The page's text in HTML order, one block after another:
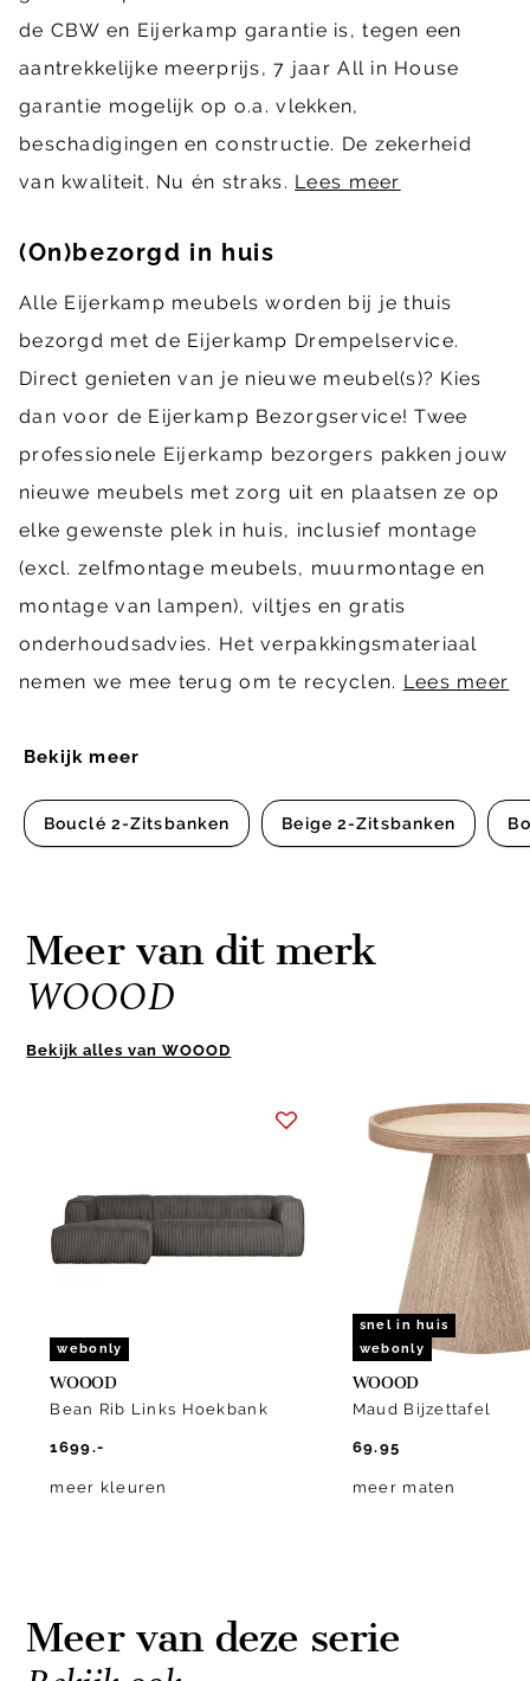
Bekijk meer
Bouclé 2-Zitsbanken Beige 2-Zitsbanken
de CBW en Eijerkamp garantie is, tegen een
aantrekkelijke meerprijs, 7 jaar All in House
garantie mogelijk op o.a. vlekken,
beschadigingen en constructie. De zekerheid
van kwaliteit. Nu én straks. Lees meer
(On)bezorgd in huis
Alle Eijerkamp meubels worden bij je thuis
bezorgd met de Eijerkamp Drempelservice.
Direct genieten van je nieuwe meubel(s)? Kies
dan voor de Eijerkamp Bezorgservice! Twee
professionele Eijerkamp bezorgers pakken jouw
nieuwe meubels met zorg uit en plaatsen ze op
elke gewenste plek in huis, inclusief montage
(excl. zelfmontage meubels, muurmontage en
montage van lampen), viltjes en gratis
onderhoudsadvies. Het verpakkingsmateriaal
nemen we mee terug om te recyclen. Lees meer
Meer van dit merk
WOOOD
Bekijk alles van WOOOD
webonly
WOOOD
Bean Rib Links Hoekbank
1699.-
meer kleuren
snel in huis
webonly
WOOOD
Maud Bijzettafel
69.95
meer maten
Meer van deze serie